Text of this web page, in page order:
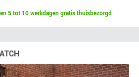
5 tot 10 werkdagen gratis thuisbezorgd